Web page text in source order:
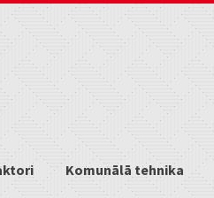
Komunālā tehnika